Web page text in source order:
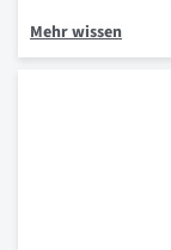
Mehr wissen